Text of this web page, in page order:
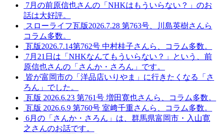
7月の前原信也さんの「NHKはもういらない？」のお
話は大好評。
スローライフ瓦版2026.7.28 第763号、川島英樹さんら
コラム多数。
瓦版2026.7.14第762号 中村桂子さんら、コラム多数。
7月21日は「NHKなんてもういらない？」という、前
原信也さんの「さんか・さろん」です。
皆が富岡市の「洋品店いりやま」に行きたくなる「さ
ろん」でした。
瓦版 2026.6.23 第761号 増田寛也さんら、コラム多数。
瓦版 2026.6.9 第760号 室﨑千重さんら、コラム多数。
6月の「さんか・さろん」は、群馬県富岡市・入山寛
之さんのお話です。